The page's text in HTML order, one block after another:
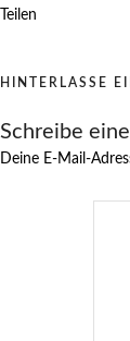
Teilen
HINTERLASSE
Schreibe
Deine E-Mail-